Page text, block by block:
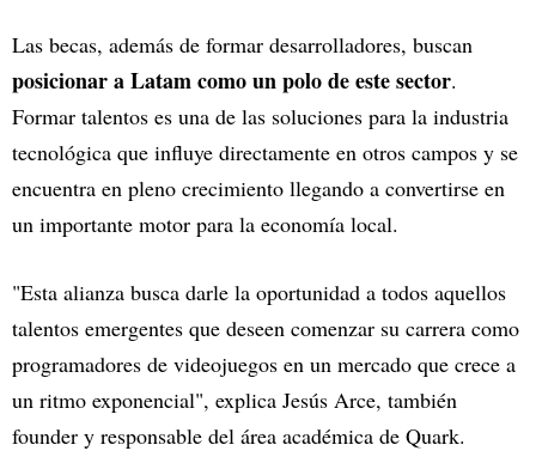
Las becas, además de formar desarrolladores, buscan
posicionar a Latam como un polo de este sector.
Formar talentos es una de las soluciones para la industria
tecnológica que influye directamente en otros campos y se
encuentra en pleno crecimiento llegando a convertirse en
un importante motor para la economía local.
"Esta alianza busca darle la oportunidad a todos aquellos
talentos emergentes que deseen comenzar su carrera como
programadores de videojuegos en un mercado que crece a
un ritmo exponencial", explica Jesús Arce, también
founder y responsable del área académica de Quark.